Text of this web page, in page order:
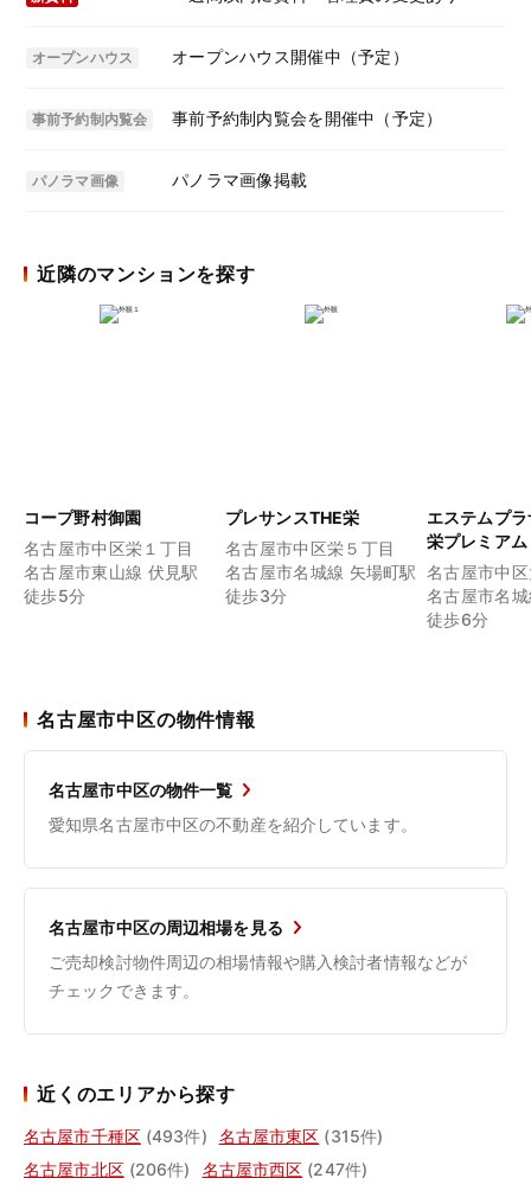
オープンハウス オープンハウス開催中（予定）
事前予約制内覧会 事前予約制内覧会を開催中（予定）
パノラマ画像 パノラマ画像掲載
近隣のマンションを探す
コープ野村御園
名古屋市中区栄１丁目
名古屋市東山線 伏見駅
徒歩5分
プレサンスTHE栄
名古屋市中区栄５丁目
名古屋市名城線 矢場町駅
徒歩3分
エステムプ
栄プレミアム
名古屋市中
名古屋市名
徒歩6分
名古屋市中区の物件情報
名古屋市中区の物件一覧
愛知県名古屋市中区の不動産を紹介しています。
名古屋市中区の周辺相場を見る
ご売却検討物件周辺の相場情報や購入検討者情報などが
チェックできます。
近くのエリアから探す
名古屋市千種区 (493件) 名古屋市東区 (315件)
名古屋市北区 (206件) 名古屋市西区 (247件)